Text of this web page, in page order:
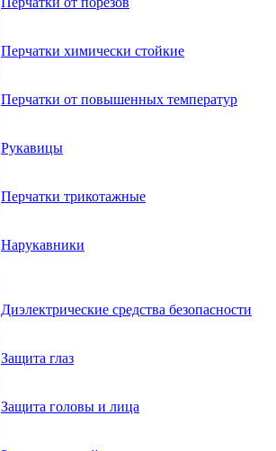
Перчатки химически стойкие
Перчатки от повышенных температур
Рукавицы
Перчатки трикотажные
Нарукавники
Диэлектрические средства безопасности
Защита глаз
Защита головы и лица